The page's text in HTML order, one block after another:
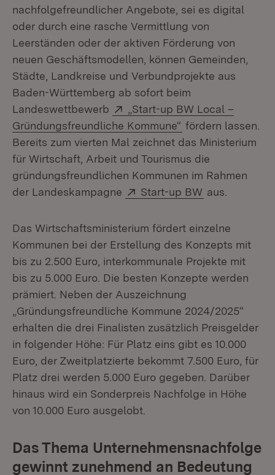
nachfolgefreundlicher Angebote, sei es digital
oder durch eine rasche Vermittlung von
Leerständen oder der aktiven Förderung von
neuen Geschäftsmodellen, können Gemeinden,
Städte, Landkreise und Verbundprojekte aus
Baden-Württemberg ab sofort beim
Landeswettbewerb
Extern:
„Start-up BW Local –
Gründungsfreundliche Kommune“ (Öffnet in neuem
fördern lassen.
Bereits zum vierten Mal zeichnet das Ministerium
für Wirtschaft, Arbeit und Tourismus die
gründungsfreundlichen Kommunen im Rahmen
der Landeskampagne
Extern:
Start-up BW (Öffnet in
aus.
Das Wirtschaftsministerium fördert einzelne
Kommunen bei der Erstellung des Konzepts mit
bis zu 2.500 Euro, interkommunale Projekte mit
bis zu 5.000 Euro. Die besten Konzepte werden
prämiert. Neben der Auszeichnung
„Gründungsfreundliche Kommune 2024/2025“
erhalten die drei Finalisten zusätzlich Preisgelder
in folgender Höhe: Für Platz eins gibt es 10.000
Euro, der Zweitplatzierte bekommt 7.500 Euro, für
Platz drei werden 5.000 Euro gegeben. Darüber
hinaus wird ein Sonderpreis Nachfolge in Höhe
von 10.000 Euro ausgelobt.
Das Thema Unternehmensnachfolge
gewinnt zunehmend an Bedeutung